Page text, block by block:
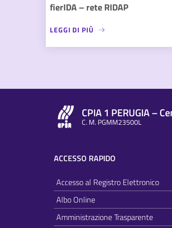
fierIDA – rete RIDAP
LEGGI DI PIÙ
CPIA 1 PERUGIA –
C. M. PGMM23500L
ACCESSO RAPIDO
Accesso al Registro Elettronico
Albo Online
Amministrazione Trasparente